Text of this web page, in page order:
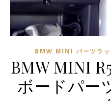
BMW MINI パーツラッ
BMW MINI
ボードパー